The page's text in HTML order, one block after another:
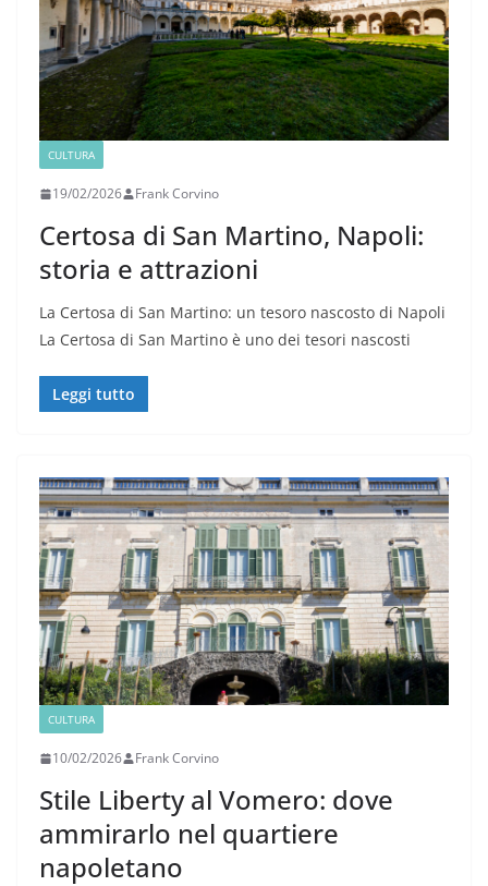
CULTURA
19/02/2026 Frank Corvino
Certosa di San Martino, Napoli:
storia e attrazioni
La Certosa di San Martino: un tesoro nascosto di Napoli
La Certosa di San Martino è uno dei tesori nascosti
Leggi tutto
CULTURA
10/02/2026 Frank Corvino
Stile Liberty al Vomero: dove
ammirarlo nel quartiere
napoletano